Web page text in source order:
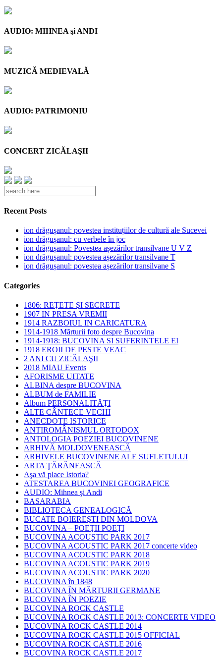
AUDIO: MIHNEA şi ANDI
MUZICĂ MEDIEVALĂ
AUDIO: PATRIMONIU
CONCERT ZICĂLAŞII
Recent Posts
ion drăgușanul: povestea instituțiilor de cultură ale Sucevei
ion drăgușanul: cu verbele în joc
ion drăgușanul: Povestea așezărilor transilvane U V Z
ion drăgușanul: povestea așezărilor transilvane T
ion drăgușanul: povestea așezărilor transilvane S
Categories
1806: REŢETE ŞI SECRETE
1907 IN PRESA VREMII
1914 RAZBOIUL IN CARICATURA
1914-1918 Mărturii foto despre Bucovina
1914-1918: BUCOVINA SI SUFERINTELE EI
1918 EROII DE PESTE VEAC
2 ANI CU ZICĂLAŞII
2018 MIAU Events
AFORISME UITATE
ALBINA despre BUCOVINA
ALBUM de FAMILIE
Album PERSONALITĂŢI
ALTE CÂNTECE VECHI
ANECDOTE ISTORICE
ANTIROMÂNISMUL ORTODOX
ANTOLOGIA POEZIEI BUCOVINENE
ARHIVĂ MOLDOVENEASCĂ
ARHIVELE BUCOVINENE ALE SUFLETULUI
ARTA ŢĂRĂNEASCĂ
Aşa vă place Istoria?
ATESTAREA BUCOVINEI GEOGRAFICE
AUDIO: Mihnea şi Andi
BASARABIA
BIBLIOTECA GENEALOGICĂ
BUCATE BOIEREŞTI DIN MOLDOVA
BUCOVINA – POEŢII POEŢI
BUCOVINA ACOUSTIC PARK 2017
BUCOVINA ACOUSTIC PARK 2017 concerte video
BUCOVINA ACOUSTIC PARK 2018
BUCOVINA ACOUSTIC PARK 2019
BUCOVINA ACOUSTIC PARK 2020
BUCOVINA în 1848
BUCOVINA ÎN MĂRTURII GERMANE
BUCOVINA ÎN POEZIE
BUCOVINA ROCK CASTLE
BUCOVINA ROCK CASTLE 2013: CONCERTE VIDEO
BUCOVINA ROCK CASTLE 2014
BUCOVINA ROCK CASTLE 2015 OFFICIAL
BUCOVINA ROCK CASTLE 2016
BUCOVINA ROCK CASTLE 2017